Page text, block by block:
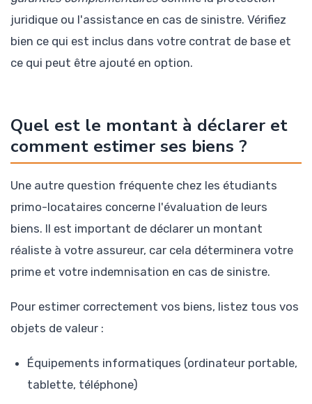
juridique ou l'assistance en cas de sinistre. Vérifiez
bien ce qui est inclus dans votre contrat de base et
ce qui peut être ajouté en option.
Quel est le montant à déclarer et
comment estimer ses biens ?
Une autre question fréquente chez les étudiants
primo-locataires concerne l'évaluation de leurs
biens. Il est important de déclarer un montant
réaliste à votre assureur, car cela déterminera votre
prime et votre indemnisation en cas de sinistre.
Pour estimer correctement vos biens, listez tous vos
objets de valeur :
Équipements informatiques (ordinateur portable,
tablette, téléphone)